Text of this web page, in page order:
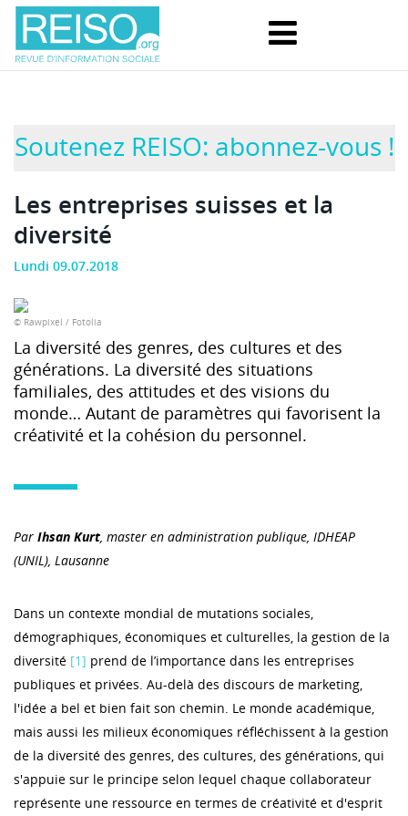
Soutenez REISO: abonnez-vous !
Les entreprises suisses et la
diversité
Lundi 09.07.2018
© Rawpixel / Fotolia
La diversité des genres, des cultures et des
générations. La diversité des situations
familiales, des attitudes et des visions du
monde… Autant de paramètres qui favorisent la
créativité et la cohésion du personnel.
Par Ihsan Kurt, master en administration publique, IDHEAP
(UNIL), Lausanne
Dans un contexte mondial de mutations sociales,
démographiques, économiques et culturelles, la gestion de la
diversité [1] prend de l’importance dans les entreprises
publiques et privées. Au-delà des discours de marketing,
l'idée a bel et bien fait son chemin. Le monde académique,
mais aussi les milieux économiques réfléchissent à la gestion
de la diversité des genres, des cultures, des générations, qui
s'appuie sur le principe selon lequel chaque collaborateur
représente une ressource en termes de créativité et d'esprit